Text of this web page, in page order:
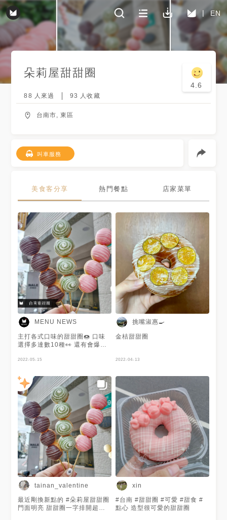
EN
朵莉屋甜甜圈
4.6
88 人來過 93 人收藏
台南市, 東區
叫車服務
美食客分享 熱門餐點 店家菜單
MENU NEWS
主打各式口味的甜甜圈🍩 口味
選擇多達數10種👀 還有會爆餡
型及用料都是許多人心中的下午
買不到喜歡的口味🥹 可以先預
訂☑️ 謝謝 @tainan_valentine
提供美照🧡
2022-05-15
挑嘴淑惠🍳
金桔甜甜圈
2022-04-13
tainan_valentine
最近剛換新點的 #朵莉屋甜甜圈
門面明亮 甜甜圈一字排開超療
xin
#台南 #甜甜圈 #可愛 #甜食 #
點心 造型很可愛的甜甜圈